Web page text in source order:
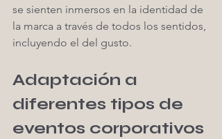
se sienten inmersos en la identidad de
la marca a través de todos los sentidos,
incluyendo el del gusto.
Adaptación a
diferentes tipos de
eventos corporativos